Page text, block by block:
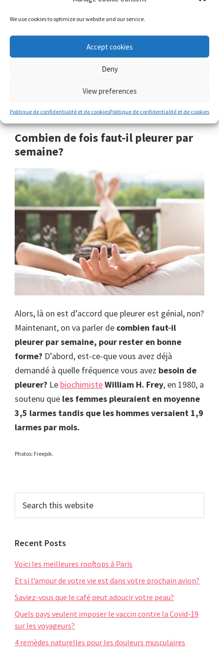
We use cookies to optimize our website and our service.
Accept cookies
Deny
View preferences
Politique de confidentialité et de cookiesPolitique de confidentialité et de cookies
En plus, la raison pour laquelle vous vous sentez
toujours bien après avoir pleurer, c’est car les
larmes contienent beaucoup de
libère également les tensions et le stress, et active
votre système nerveux parasympathique.
Combien de fois faut-il pleurer par
semaine?
Alors, là on est d’accord que pleurer est génial, non?
Maintenant, on va parler de combien faut-il
pleurer par semaine, pour rester en bonne
forme? D’abord, est-ce-que vous avez déjà
demandé à quelle fréquence vous avez besoin de
pleurer? Le biochimisteWilliam H. Frey, en 1980, a
soutenu que les femmes pleuraient en moyenne
3,5 larmes tandis que les hommes versaient 1,9
larmes par mois.
Photos: Freepik.
Primary
Sidebar
this
website
Recent Posts
Voici les meilleures rooftops à Paris
Et si l’amour de votre vie est dans votre prochain avion?
Saviez-vous que le café peut adoucir votre peau?
Quels pays veulent imposer le vaccin contre la Covid-19
sur les voyageurs?
4 remèdes naturelles pour les douleurs musculaires